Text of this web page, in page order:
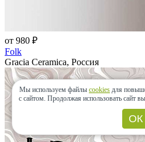
от 980 ₽
Folk
Gracia Ceramica, Россия
Мы используем файлы cookies для
с сайтом. Продолжая использовать сайт вы
ОК